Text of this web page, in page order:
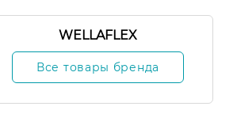
WELLAFLEX
Все товары бренда